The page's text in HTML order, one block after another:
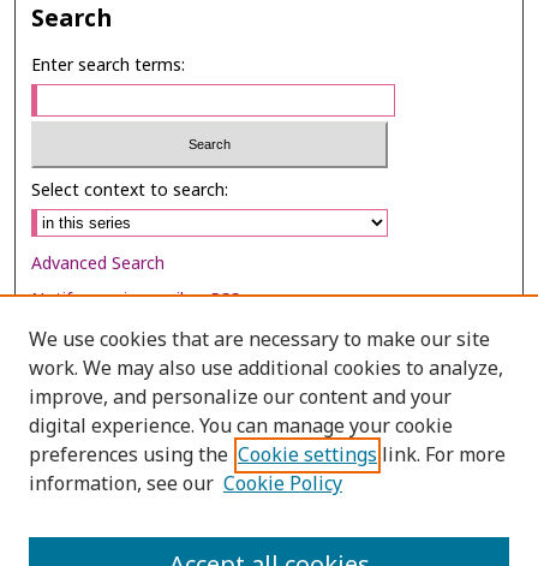
Search
Enter search terms:
Select context to search:
Advanced Search
Notify me via email orRSS
Browse
Collections
Disciplines
Authors
We use cookies that are necessary to make our site
work. We may also use additional cookies to analyze,
improve, and personalize our content and your
digital experience. You can manage your cookie
preferences using the Cookie settings link. For more
information, see our Cookie Policy